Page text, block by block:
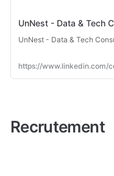
UnNest - Data & Tech
UnNest - Data & Tech
https://www.linkedin.com/
Recrutement